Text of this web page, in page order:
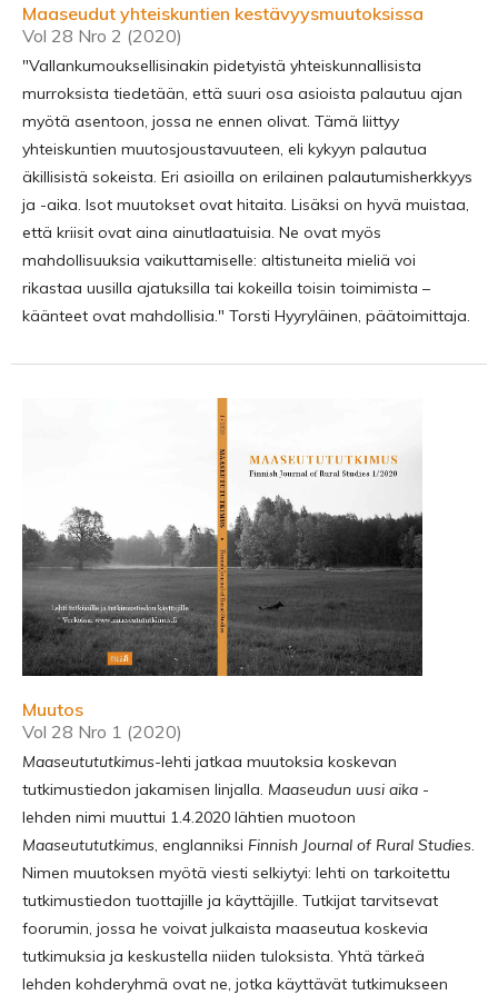
Maaseudut yhteiskuntien kestävyysmuutoksissa
Vol 28 Nro 2 (2020)
"Vallankumouksellisinakin pidetyistä yhteiskunnallisista
murroksista tiedetään, että suuri osa asioista palautuu ajan
myötä asentoon, jossa ne ennen olivat. Tämä liittyy
yhteiskuntien muutosjoustavuuteen, eli kykyyn palautua
äkillisistä sokeista. Eri asioilla on erilainen palautumisherkkyys
ja -aika. Isot muutokset ovat hitaita. Lisäksi on hyvä muistaa,
että kriisit ovat aina ainutlaatuisia. Ne ovat myös
mahdollisuuksia vaikuttamiselle: altistuneita mieliä voi
rikastaa uusilla ajatuksilla tai kokeilla toisin toimimista –
käänteet ovat mahdollisia." Torsti Hyyryläinen, päätoimittaja.
Muutos
Vol 28 Nro 1 (2020)
Maaseutututkimus-lehti jatkaa muutoksia koskevan
tutkimustiedon jakamisen linjalla. Maaseudun uusi aika -
lehden nimi muuttui 1.4.2020 lähtien muotoon
Maaseutututkimus, englanniksi Finnish Journal of Rural Studies.
Nimen muutoksen myötä viesti selkiytyi: lehti on tarkoitettu
tutkimustiedon tuottajille ja käyttäjille. Tutkijat tarvitsevat
foorumin, jossa he voivat julkaista maaseutua koskevia
tutkimuksia ja keskustella niiden tuloksista. Yhtä tärkeä
lehden kohderyhmä ovat ne, jotka käyttävät tutkimukseen